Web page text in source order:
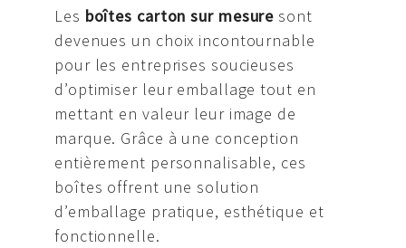
Les boîtes carton sur mesure sont
devenues un choix incontournable
pour les entreprises soucieuses
d’optimiser leur emballage tout en
mettant en valeur leur image de
marque. Grâce à une conception
entièrement personnalisable, ces
boîtes offrent une solution
d’emballage pratique, esthétique et
fonctionnelle.